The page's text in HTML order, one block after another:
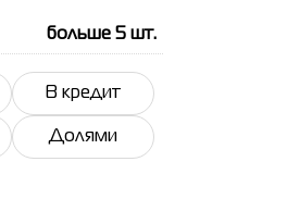
больше 5 шт.
В кредит
Долями